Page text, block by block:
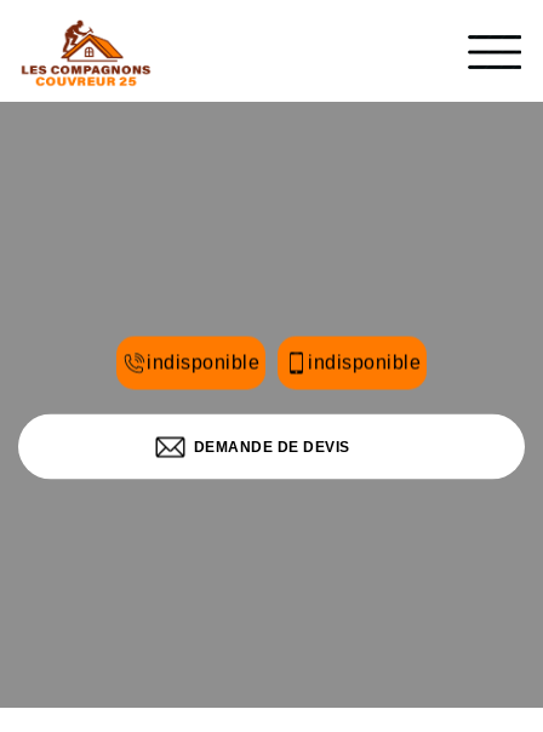
indisponible indisponible
DEMANDE DE DEVIS